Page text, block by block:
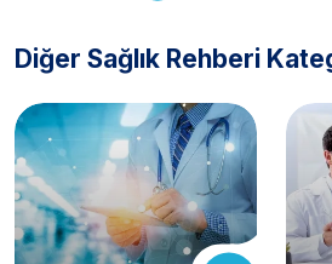
Diğer Sağlık Rehberi